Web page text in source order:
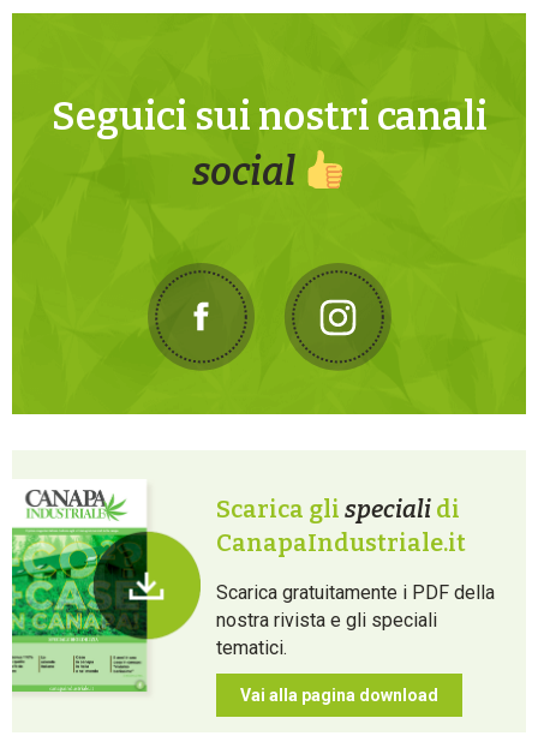
Seguici sui nostri canali
social
Scarica gli speciali di
CanapaIndustriale.it
Scarica gratuitamente i PDF della
nostra rivista e gli speciali
tematici.
Vai alla pagina download